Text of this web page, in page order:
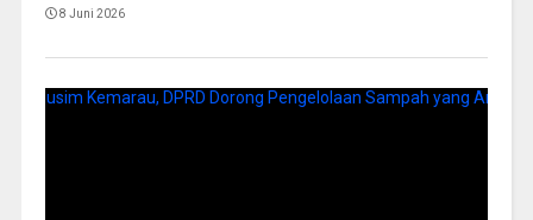
8 Juni 2026